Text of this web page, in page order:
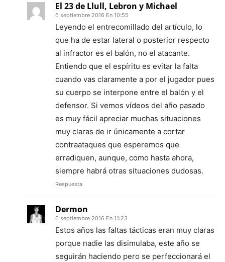
El 23 de Llull, Lebron y Michael
6 septiembre 2016 En 10:55
Leyendo el entrecomillado del artículo, lo
que ha de estar lateral o posterior respecto
al infractor es el balón, no el atacante.
Entiendo que el espíritu es evitar la falta
cuando vas claramente a por el jugador pues
su cuerpo se interpone entre el balón y el
defensor. Si vemos vídeos del año pasado
es muy fácil apreciar muchas situaciones
muy claras de ir únicamente a cortar
contraataques que esperemos que
erradiquen, aunque, como hasta ahora,
siempre habrá otras situaciones dudosas.
Respuesta
Dermon
6 septiembre 2016 En 11:23
Estos años las faltas tácticas eran muy claras
porque nadie las disimulaba, este año se
seguirán haciendo pero se perfeccionará el